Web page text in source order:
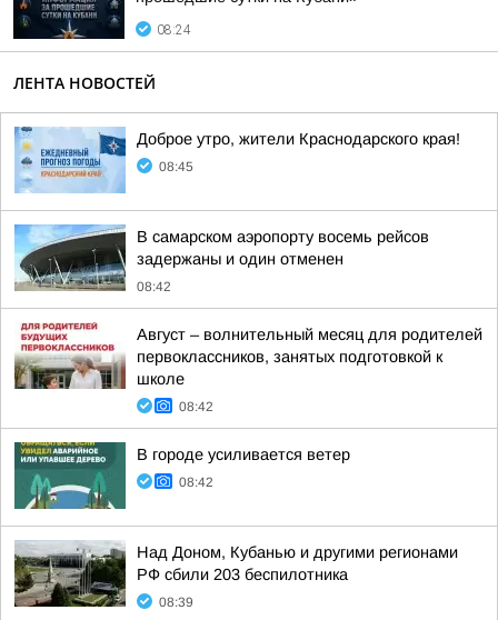
08:24
ЛЕНТА НОВОСТЕЙ
Доброе утро, жители Краснодарского края!
08:45
В самарском аэропорту восемь рейсов
задержаны и один отменен
08:42
Август – волнительный месяц для родителей
первоклассников, занятых подготовкой к
школе
08:42
В городе усиливается ветер
08:42
Над Доном, Кубанью и другими регионами
РФ сбили 203 беспилотника
08:39